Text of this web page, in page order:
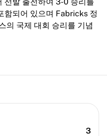
함되어 있으며 Fabricks 정
의 국제 대회 승리를 기념
3